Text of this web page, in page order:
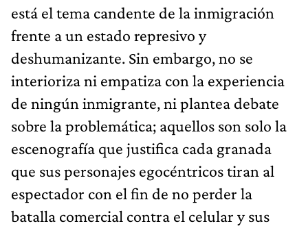
está el tema candente de la inmigración
frente a un estado represivo y
deshumanizante. Sin embargo, no se
interioriza ni empatiza con la experiencia
de ningún inmigrante, ni plantea debate
sobre la problemática; aquellos son solo la
escenografía que justifica cada granada
que sus personajes egocéntricos tiran al
espectador con el fin de no perder la
batalla comercial contra el celular y sus